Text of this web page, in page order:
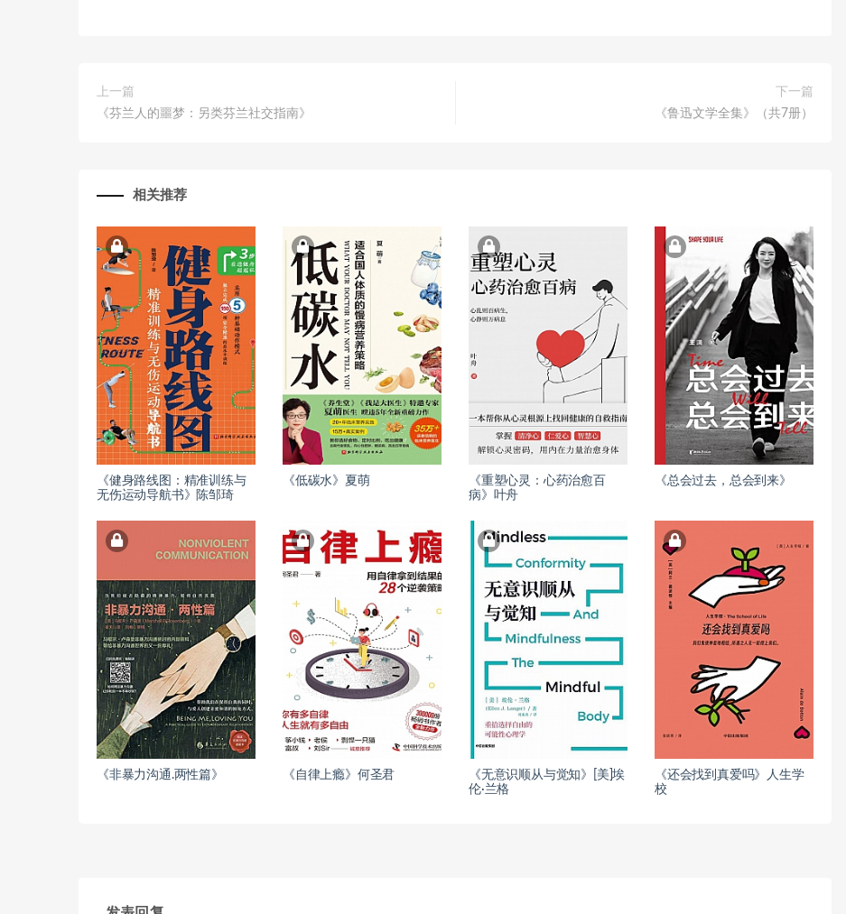
上一篇
《芬兰人的噩梦：另类芬兰社交指南》
下一篇
《鲁迅文学全集》（共7册）
相关推荐
《健身路线图：精准训练与
无伤运动导航书》陈邹琦
《低碳水》夏萌
《重塑心灵：心药治愈百
病》叶舟
《总会过去，总会到来》
《非暴力沟通.两性篇》 《自律上瘾》何圣君
《无意识顺从与觉知》[美]埃
伦·兰格
《还会找到真爱吗》人生学
校